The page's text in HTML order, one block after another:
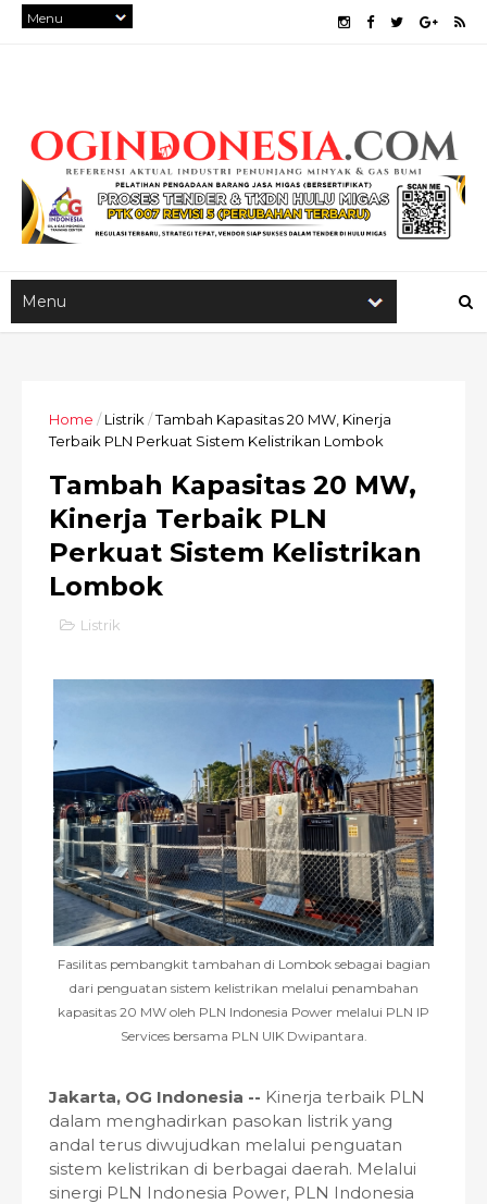
Home / Listrik/Tambah Kapasitas 20 MW, Kinerja
Terbaik PLN Perkuat Sistem Kelistrikan Lombok
Tambah Kapasitas 20 MW,
Kinerja Terbaik PLN
Perkuat Sistem Kelistrikan
Lombok
Listrik
Fasilitas pembangkit tambahan di Lombok sebagai bagian
dari penguatan sistem kelistrikan melalui penambahan
kapasitas 20 MW oleh PLN Indonesia Power melalui PLN IP
Services bersama PLN UIK Dwipantara.
Jakarta, OG Indonesia -- Kinerja terbaik PLN
dalam menghadirkan pasokan listrik yang
andal terus diwujudkan melalui penguatan
sistem kelistrikan di berbagai daerah. Melalui
sinergi PLN Indonesia Power, PLN Indonesia